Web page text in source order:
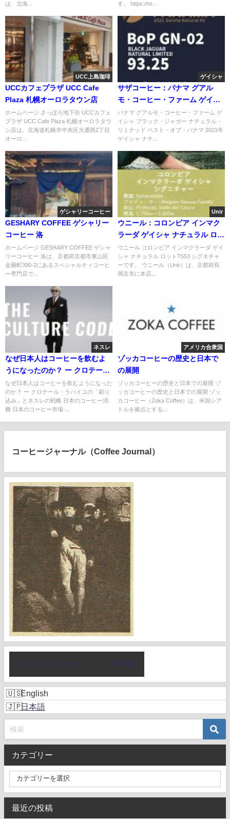
は、北海...
す。 https://re...
UCC上島珈琲
UCCカフェプラザ UCC Cafe
Plaza 札幌オーロラタウン店
ホームページ さっぽろ地下街 UCCカフェ
プラザ UCC Cafe Plaza 札幌オーロラタウ
ン店は、北海道札幌市中央区大通西2丁目
オーロ...
ゲイシャ
サザコーヒー：パナマ グアル
モ・コーヒー・ファーム ゲイシ
ャ ブラック・ジャガー ナチュラ
ル・リミテッド ベスト・オブ・
パナマ 2021年 ゲイシャ ナチュ
パナマ グアルモ・コーヒー・ファーム ゲ
イシャ ブラック・ジャガー ナチュラル・
リミテッド ベスト・オブ・パナマ 2021年
ゲイシャ ナチ...
ゲシャリーコーヒー
GESHARY COFFEE ゲシャリー
コーヒー 洛
ホームページ GESHARY COFFEE ゲシャ
リーコーヒー 洛は、京都府京都市東山区
金園町390-2にあるスペシャルティコーヒ
ー専門店で...
Unir
ウニール：コロンビア インマク
ラーダ ゲイシャ ナチュラル ロッ
トT553 シグネチャー
ウニール コロンビア インマクラーダ ゲイ
シャ ナチュラル ロットT553 シグネチャ
ーです。 ウニール（Unir）は、京都府長
岡京市に本店...
ネスレ
なぜ日本人はコーヒーを飲むよ
うになったのか？ ー クロテー
ル・ラパイユの「刷り込み」と
ネスレの戦略
なぜ日本人はコーヒーを飲むようになった
のか？ ー クロテール・ラパイユの「刷り
込み」とネスレの戦略 日本のコーヒー消
費 日本のコーヒー市場-...
アメリカ合衆国
ゾッカコーヒーの歴史と日本で
の展開
ゾッカコーヒーの歴史と日本での展開 ゾ
ッカコーヒーの歴史と日本での展開 ゾッ
カコーヒー（Zoka Coffee）は、米国シア
トルを拠点とする...
コーヒージャーナル（Coffee Journal）
X（ツイッター） NOTE
English
日本語
カテゴリー
最近の投稿